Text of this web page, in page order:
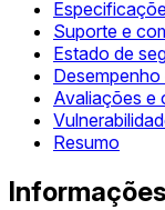
Suporte e
Estado de
Avaliações e
Resumo